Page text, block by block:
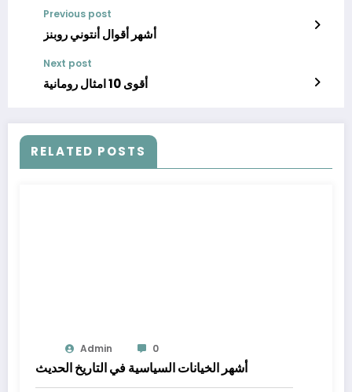
Previous post
أشهر أقوال أنتوني روبنز
Next post
أقوى 10 امثال رومانية
RELATED POSTS
Admin 0
أشهر الخيانات السياسية في التاريخ الحديث